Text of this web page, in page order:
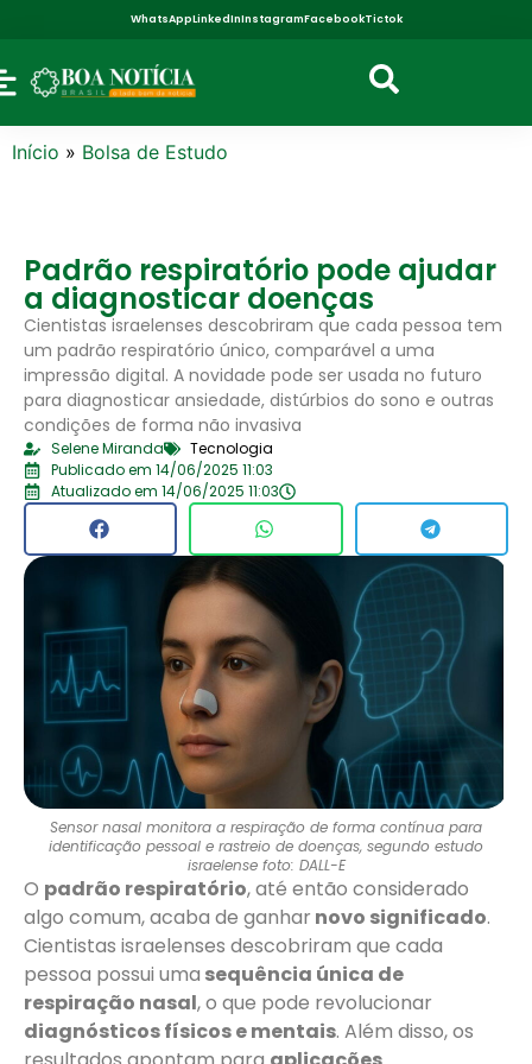
WhatsAppLinkedInInstagramFacebookTictok
Início » Bolsa de Estudo
Padrão respiratório pode ajudar
a diagnosticar doenças
Cientistas israelenses descobriram que cada pessoa tem
um padrão respiratório único, comparável a uma
impressão digital. A novidade pode ser usada no futuro
para diagnosticar ansiedade, distúrbios do sono e outras
condições de forma não invasiva
Selene Miranda
Tecnologia
Publicado em 14/06/2025 11:03
Atualizado em 14/06/2025 11:03
Sensor nasal monitora a respiração de forma contínua para
identificação pessoal e rastreio de doenças, segundo estudo
israelense foto: DALL-E
O padrão respiratório, até então considerado
algo comum, acaba de ganhar novo significado.
Cientistas israelenses descobriram que cada
pessoa possui uma sequência única de
respiração nasal, o que pode revolucionar
diagnósticos físicos e mentais. Além disso, os